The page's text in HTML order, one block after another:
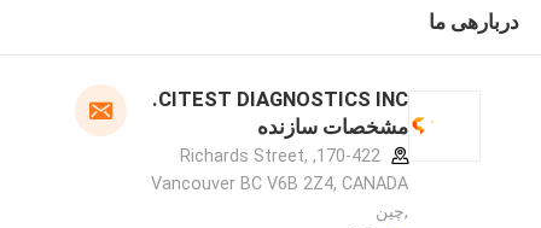
دربارهی ما
CITEST DIAGNOSTICS INC.
مشخصات سازنده
170-422, Richards Street,
Vancouver BC V6B 2Z4, CANADA
,چین